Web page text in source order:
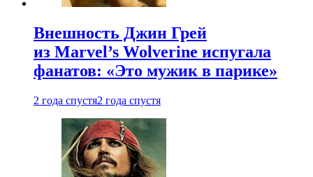
Внешность Джин Грей
из Marvel’s Wolverine испугала
фанатов: «Это мужик в парике»
2 года спустя2 года спустя